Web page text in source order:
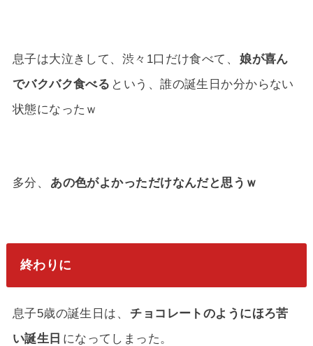
息子は大泣きして、渋々1口だけ食べて、 娘が喜ん
でバクバク食べる という、誰の誕生日か分からない
状態になったｗ
多分、 あの色がよかっただけなんだと思うｗ
終わりに
息子5歳の誕生日は、 チョコレートのようにほろ苦
い誕生日 になってしまった。